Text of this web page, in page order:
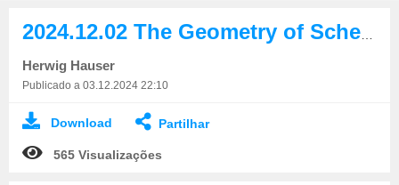
Herwig Hauser
Publicado a 03.12.2024 22:10
Download Partilhar
565 Visualizações